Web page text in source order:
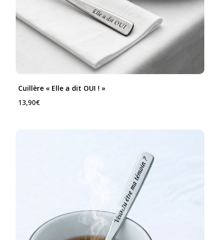
Cuillère « Elle a dit OUI ! »
13,90€